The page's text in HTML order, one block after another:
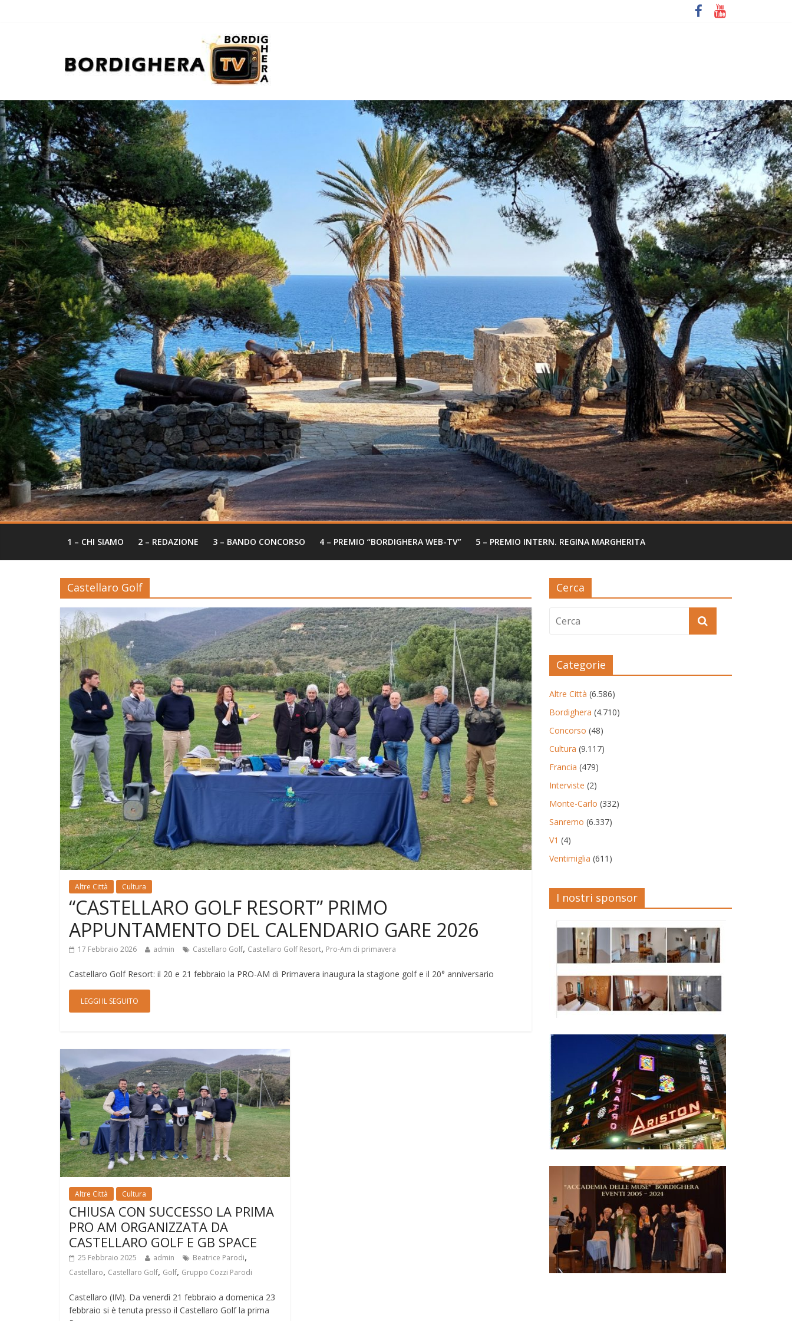
1 – CHI SIAMO 2 – REDAZIONE 3 – BANDO CONCORSO 4 – PREMIO “BORDIGHERA WEB-TV” 5 – PREMIO INTERN. REGINA MARGHERITA
Castellaro Golf
Altre Città Cultura
“CASTELLARO GOLF RESORT” PRIMO
APPUNTAMENTO DEL CALENDARIO GARE 2026
17 Febbraio 2026 admin Castellaro Golf, Castellaro Golf Resort, Pro-Am di primavera
Castellaro Golf Resort: il 20 e 21 febbraio la PRO-AM di Primavera inaugura la stagione golf e il 20° anniversario
LEGGI IL SEGUITO
Altre Città Cultura
CHIUSA CON SUCCESSO LA PRIMA
PRO AM ORGANIZZATA DA
CASTELLARO GOLF E GB SPACE
25 Febbraio 2025 admin Beatrice Parodi,
Castellaro, Castellaro Golf, Golf, Gruppo Cozzi Parodi
Castellaro (IM). Da venerdì 21 febbraio a domenica 23
febbraio si è tenuta presso il Castellaro Golf la prima
Cerca
Categorie
Altre Città (6.586)
Bordighera (4.710)
Concorso (48)
Cultura (9.117)
Francia (479)
Interviste (2)
Monte-Carlo (332)
Sanremo (6.337)
V1 (4)
Ventimiglia (611)
I nostri sponsor